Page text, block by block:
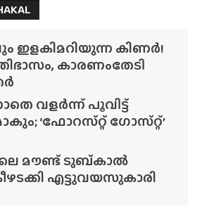
ഇളകിമറിയുന്ന കിണർ!
കാരണംതേടി
വളർന്ന് പൂവിട്ട്
‘ഫോറസ്‌റ്റ്‌ ഗോസ്‌റ്റ്’
മൗണ്ട് ടുബ്‌കാൽ
എട്ടുവയസുകാരി